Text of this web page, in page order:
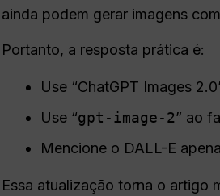
ainda podem gerar imagens
Portanto, a resposta prática é:
Use “ChatGPT Images
Use “gpt-image-2” ao
Mencione o DALL-E
Essa atualização torna o artigo